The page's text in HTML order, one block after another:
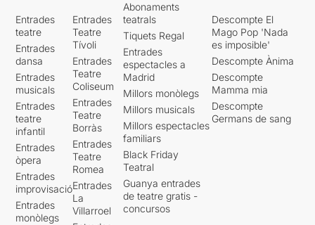
Entrades
teatre
Entrades
dansa
Entrades
musicals
Entrades
teatre
infantil
Entrades
òpera
Entrades
improvisació
Entrades
monòlegs
Entrades
Teatre
Tívoli
Entrades
Teatre
Coliseum
Entrades
Teatre
Borràs
Entrades
Teatre
Romea
Entrades
La
Villarroel
Abonaments
teatrals
Tiquets Regal
Entrades
espectacles a
Madrid
Millors monòlegs
Millors musicals
Millors espectacles
familiars
Black Friday
Teatral
Guanya entrades
de teatre gratis -
concursos
Descompte El
Mago Pop 'Nada
es imposible'
Descompte Ànima
Descompte
Mamma mia
Descompte
Germans de sang